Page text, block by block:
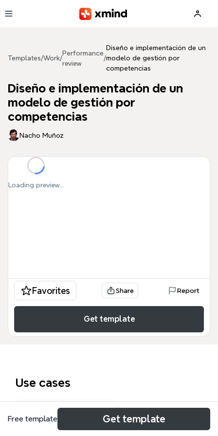
Templates/Work/
Performance
review
/
Diseño e implementación de un
modelo de gestión por
competencias
Diseño e implementación de un
modelo de gestión por
competencias
Nacho Muñoz
Loading preview...
Favorites Share Report
Get template
Use cases
Performance review
Free template Get template